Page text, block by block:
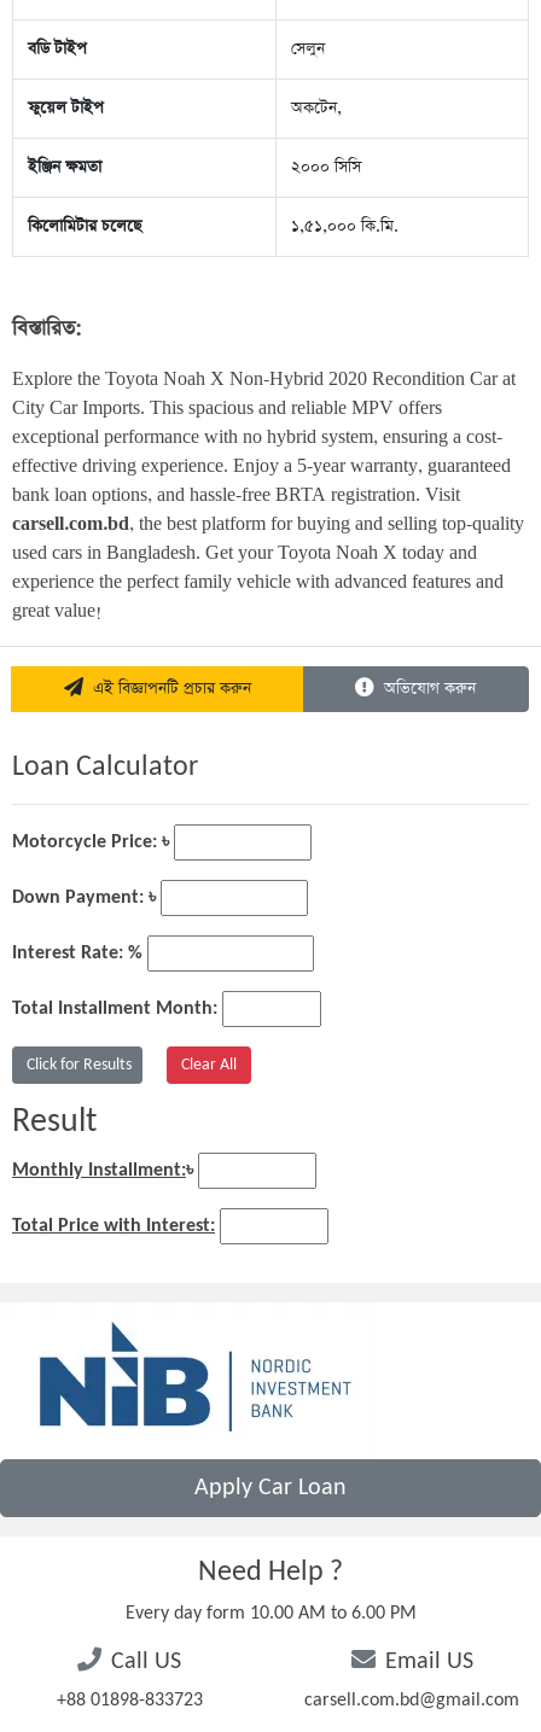
বডি টাইপ সেলুন
ফুয়েল টাইপ অকটেন,
ইঞ্জিন ক্ষমতা ২০০০ সিসি
কিলোমিটার চলেছে ১,৫১,০০০ কি.মি.
বিস্তারিত:
Explore the Toyota Noah X Non-Hybrid 2020 Recondition Car at
City Car Imports. This spacious and reliable MPV offers
exceptional performance with no hybrid system, ensuring a cost-
effective driving experience. Enjoy a 5-year warranty, guaranteed
bank loan options, and hassle-free BRTA registration. Visit
carsell.com.bd, the best platform for buying and selling top-quality
used cars in Bangladesh. Get your Toyota Noah X today and
experience the perfect family vehicle with advanced features and
great value!
এই বিজ্ঞাপনটি প্রচার করুন অভিযোগ করুন
Loan Calculator
Motorcycle Price: ৳
Down Payment: ৳
Interest Rate: %
Total Installment Month:
Result
Monthly Installment:৳
Total Price with Interest:
Apply Car Loan
Need Help ?
Every day form 10.00 AM to 6.00 PM
Call US
+88 01898-833723
Email US
carsell.com.bd@gmail.com